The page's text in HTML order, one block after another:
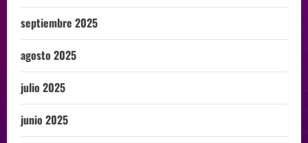
septiembre 2025
agosto 2025
julio 2025
junio 2025